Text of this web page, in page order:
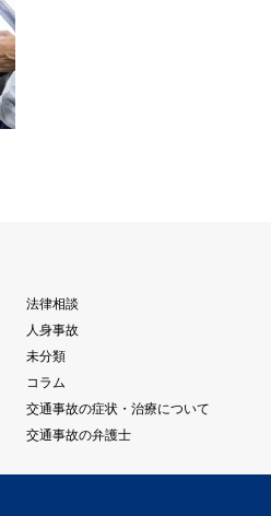
法律相談
人身事故
未分類
コラム
交通事故の症状・治療について
交通事故の弁護士